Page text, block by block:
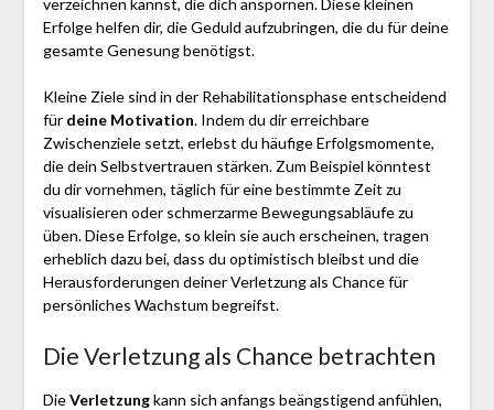
Erfolge helfen dir, die Geduld aufzubringen, die du für deine
gesamte Genesung benötigst.
Kleine Ziele sind in der Rehabilitationsphase entscheidend
für deine Motivation. Indem du dir erreichbare
Zwischenziele setzt, erlebst du häufige Erfolgsmomente,
die dein Selbstvertrauen stärken. Zum Beispiel könntest
du dir vornehmen, täglich für eine bestimmte Zeit zu
visualisieren oder schmerzarme Bewegungsabläufe zu
üben. Diese Erfolge, so klein sie auch erscheinen, tragen
erheblich dazu bei, dass du optimistisch bleibst und die
Herausforderungen deiner Verletzung als Chance für
persönliches Wachstum begreifst.
Die Verletzung als Chance betrachten
DieVerletzungkann sich anfangs beängstigend anfühlen,